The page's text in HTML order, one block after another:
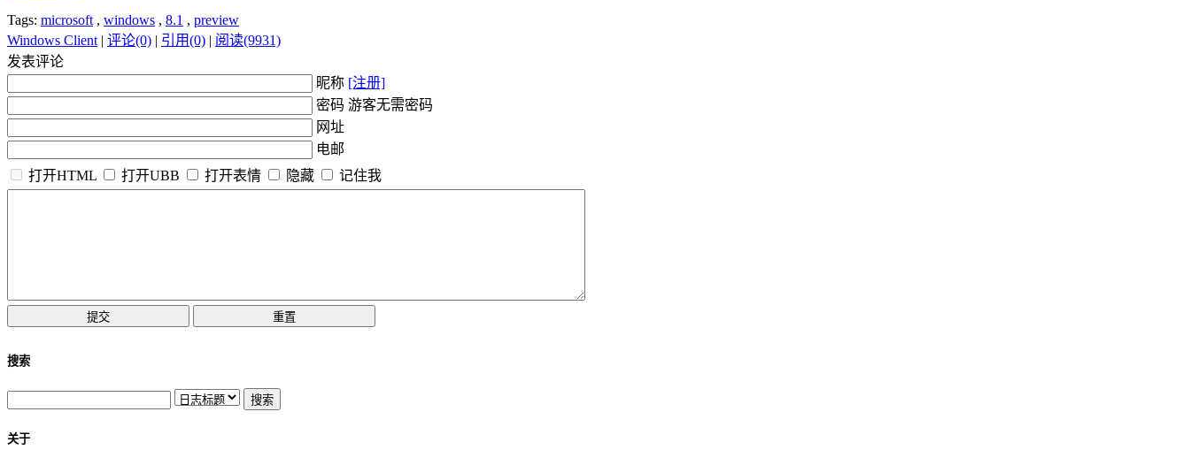
Tags: microsoft, windows , 8.1 , preview
Windows Client| 评论(0) | 引用(0) | 阅读(9931)
发表评论
昵称 [注册]
密码 游客无需密码
网址
电邮
打开HTML
打开UBB 打开表情 隐藏 记住我
搜索
关于